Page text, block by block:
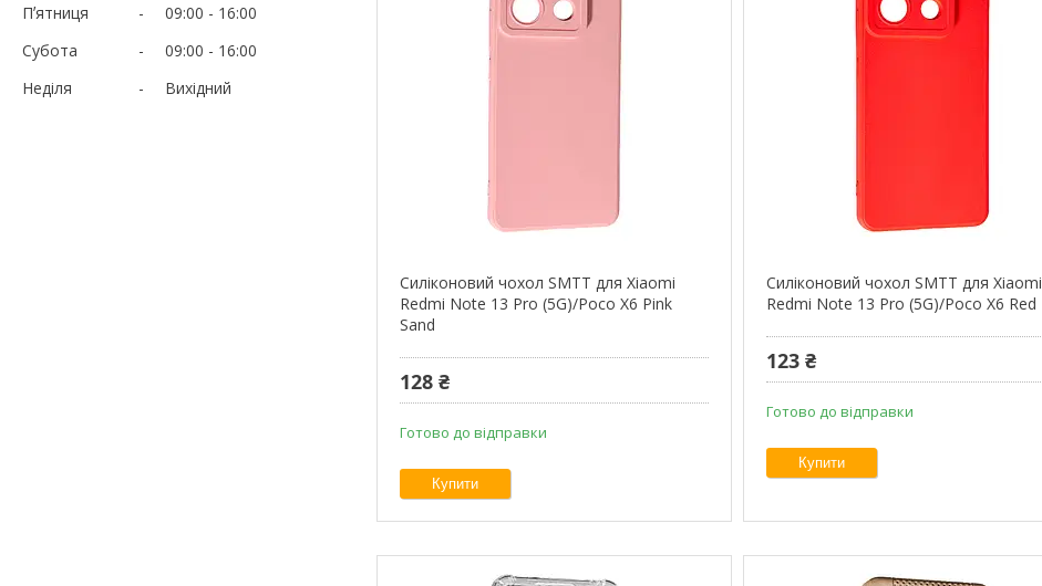
Пʼятниця
09:00
16:00
Субота
09:00
16:00
Неділя
Вихідний
Силіконовий чохол SMTT для Xiaomi
Redmi Note 13 Pro (5G)/Poco X6 Pink
Sand
128 ₴
Готово до відправки
Купити
Силіконовий чохол SMTT для Xiaomi
Redmi Note 13 Pro (5G)/Poco X6 Red
123 ₴
Готово до відправки
Купити